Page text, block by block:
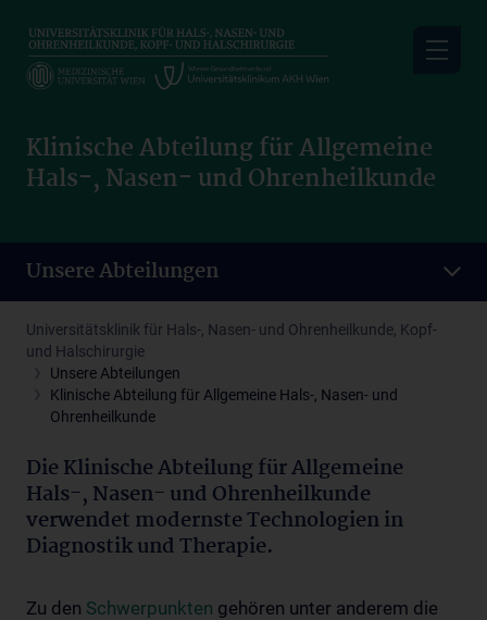
main
content
Klinische Abteilung für Allgemeine
Hals-, Nasen- und Ohrenheilkunde
Unsere Abteilungen
Universitätsklinik für Hals-, Nasen- und Ohrenheilkunde, Kopf-
und Halschirurgie
Unsere Abteilungen
Klinische Abteilung für Allgemeine Hals-, Nasen- und
Ohrenheilkunde
Die Klinische Abteilung für Allgemeine
Hals-, Nasen- und Ohrenheilkunde
verwendet modernste Technologien in
Diagnostik und Therapie.
Zu den Schwerpunkten gehören unter anderem die